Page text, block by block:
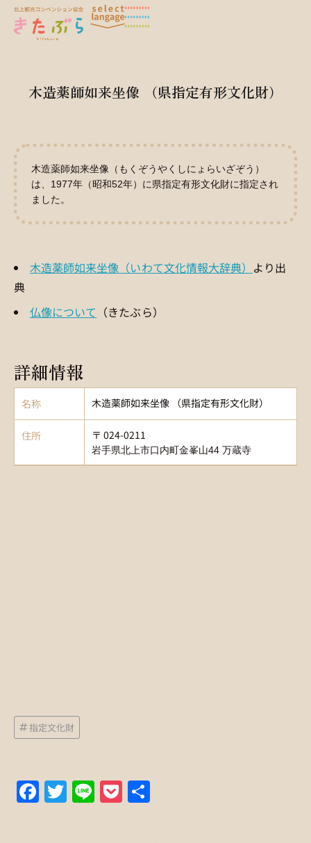
木造薬師如来坐像 （県指定有形文化財）
木造薬師如来坐像（もくぞうやくしにょらいざぞう）
は、1977年（昭和52年）に県指定有形文化財に指定され
ました。
木造薬師如来坐像（いわて文化情報大辞典） より出
典
仏像について （きたぶら）
詳細情報
名称 木造薬師如来坐像 （県指定有形文化財）
住所 〒 024-0211
岩手県北上市口内町金峯山44 万蔵寺
指定文化財
Facebook
Twitter
LinePocket